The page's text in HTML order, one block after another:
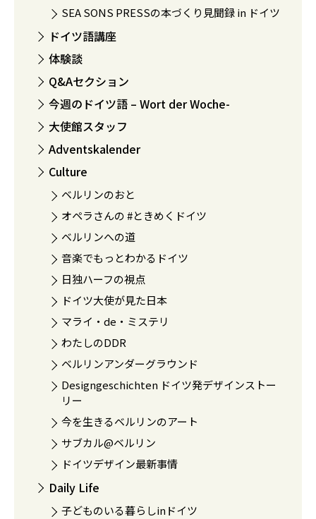
SEA SONS PRESSの本づくり見聞録 in ドイツ
ドイツ語講座
体験談
Q&Aセクション
今週のドイツ語 – Wort der Woche-
大使館スタッフ
Adventskalender
Culture
ベルリンのおと
オペラさんの #ときめくドイツ
ベルリンへの道
音楽でもっとわかるドイツ
日独ハーフの視点
ドイツ大使が見た日本
マライ・de・ミステリ
わたしのDDR
ベルリンアンダーグラウンド
Designgeschichten ドイツ発デザインストー
リー
今を生きるベルリンのアート
サブカル@ベルリン
ドイツデザイン最新事情
Daily Life
子どものいる暮らしinドイツ